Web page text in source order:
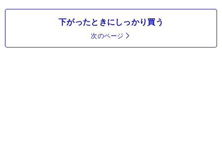
下がったときにしっかり買う
次のページ